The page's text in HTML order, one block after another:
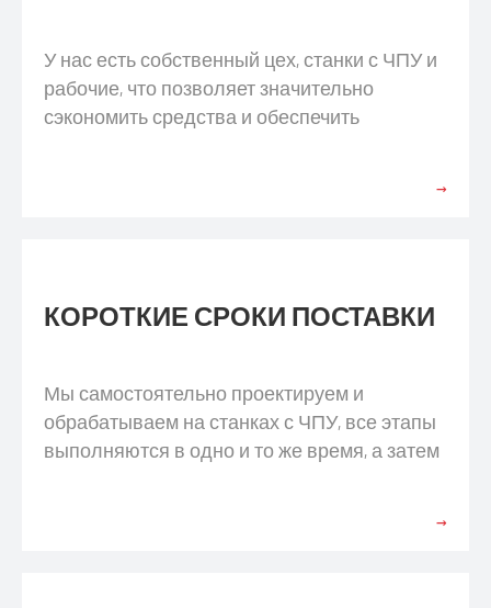
У нас есть собственный цех, станки с ЧПУ и
рабочие, что позволяет значительно
сэкономить средства и обеспечить
→
КОРОТКИЕ СРОКИ ПОСТАВКИ
Мы самостоятельно проектируем и
обрабатываем на станках с ЧПУ, все этапы
выполняются в одно и то же время, а затем
→